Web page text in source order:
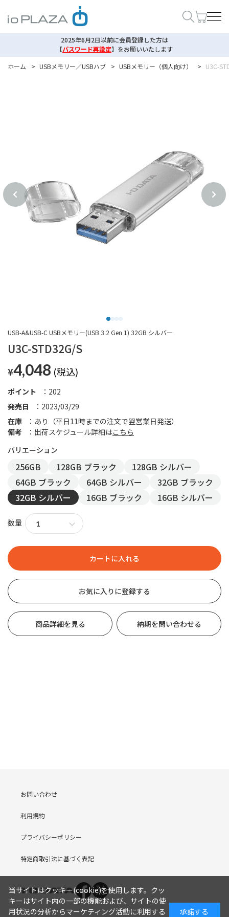
2025年6月2日以前に会員登録した方は
【パスワード再設定】 をお願いいたします
ホーム
> USBメモリー／USBハブ > USBメモリー（個人向け） > U3C-
U3C-STD32G/S
USB-A&USB-C USBメモリー(USB 3.2 Gen 1) 32GB シルバー
¥4,048
発売日 2023/03/29
ポイント 202
在庫
あり（平日11時までの注文で翌営業日発送）
備考
出荷スケジュール詳細はこちら
256GB 128GB ブラック
128GB シルバー
64GB ブラック
64GB シルバー
32GB ブラック
32GB シルバー
16GB ブラック 16GB シルバー
数量
お気に入りに登録する
商品詳細を見る 納期を問い合わせる
お問い合わせ
利用規約
プライバシーポリシー
特定商取引法に基づく表記
当サイトはクッキー(cookie)を使用します。クッ
キーはサイト内の一部の機能および、サイトの使
用状況の分析からマーケティング活動に利用する
承諾する